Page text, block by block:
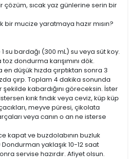
çözüm, sıcak yaz günlerine serin bir
bir mucize yaratmaya hazır mısın?
su bardağı (300 mL) su veya süt koy.
dondurma karışımını dök.
en düşük hızda çırptıktan sonra 3
çırp. Toplam 4 dakika sonunda
kabardığını göreceksin. İster
kırık fındık veya ceviz, küp küp
meyve püresi, çikolata
veya canın o an ne isterse
kapat ve buzdolabının buzluk
yaklaşık 10-12 saat
servise hazırdır. Afiyet olsun.